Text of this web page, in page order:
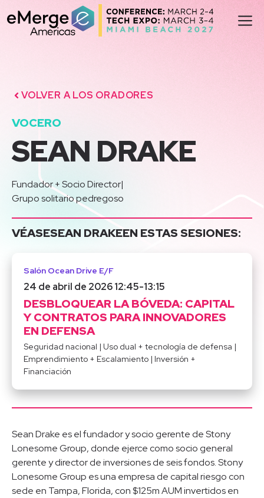
contenido
VOLVER A LOS ORADORES
VOCERO
SEAN DRAKE
|
Fundador + Socio Director
Grupo solitario pedregoso
VÉASESEAN DRAKEEN ESTAS SESIONES:
Salón Ocean Drive E/F
24 de abril de 2026 12:45-13:15
DESBLOQUEAR LA BÓVEDA: CAPITAL
Y CONTRATOS PARA INNOVADORES
EN DEFENSA
Seguridad nacional | Uso dual + tecnología de defensa |
Emprendimiento + Escalamiento | Inversión +
Financiación
Sean Drake es el fundador y socio gerente de Stony
Lonesome Group, donde ejerce como socio general
gerente y director de inversiones de seis fondos. Stony
Lonesome Group es una empresa de capital riesgo con
sede en Tampa, Florida, con $125m AUM invertidos en